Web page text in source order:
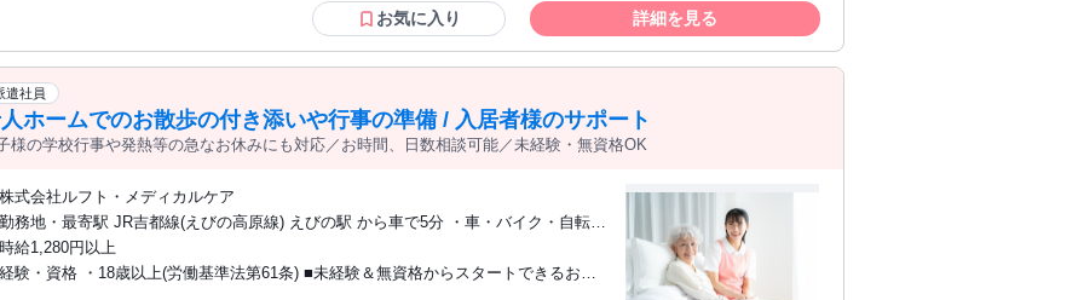
お気に入り 詳細を見る
遣社員
ホームでのお散歩の付き添いや行事の準備 / 入居者様のサポート
様の学校行事や発熱等の急なお休みにも対応／お時間、日数相談可能／未経験・無資格OK
株式会社ルフト・メディカルケア
勤務地・最寄駅 JR吉都線(えびの高原線) えびの駅 から車で5分 ・車・バイク・自転車
通勤OK (※無料駐車場あり)
時給1,280円以上
経験・資格 ・18歳以上(労働基準法第61条) ■未経験＆無資格からスタートできるお仕